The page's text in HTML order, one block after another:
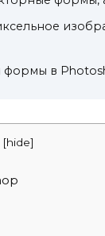
формы в
[hide]